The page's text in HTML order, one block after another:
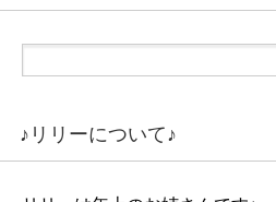
♪リリーについて♪